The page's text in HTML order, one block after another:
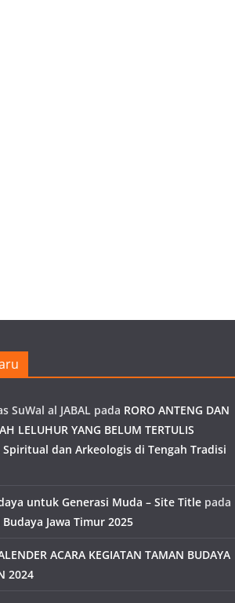
SuWal al JABAL pada RORO ANTENG DAN
LELUHUR YANG BELUM TERTULIS
Spiritual dan Arkeologis di Tengah Tradisi
untuk Generasi Muda – Site Title pada
Jawa Timur 2025
ACARA KEGIATAN TAMAN BUDAYA
2024